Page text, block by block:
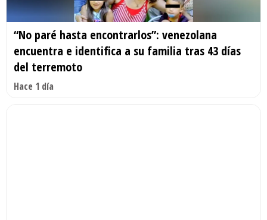
“No paré hasta encontrarlos”: venezolana
encuentra e identifica a su familia tras 43 días
del terremoto
Hace 1 día